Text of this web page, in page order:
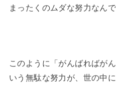
まったくのムダな努力なんで
このように「がんばればが
いう無駄な努力が、世の中